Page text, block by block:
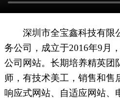
深圳市全宝鑫科技有限
务公司，成立于2016年9月
公司网站。长期培养精英团
师，有技术美工，销售和售
响应式网站、自适应网站、